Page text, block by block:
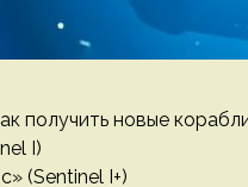
получить новые
I)
(Sentinel I+)